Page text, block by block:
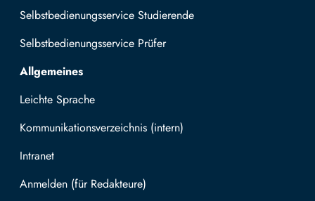
Selbstbedienungsservice Studierende
Selbstbedienungsservice Prüfer
Allgemeines
Leichte Sprache
Kommunikationsverzeichnis (intern)
Intranet
Mit TUBAF Login anmelden